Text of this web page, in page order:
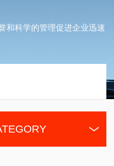
和科学的管理促进企业迅速